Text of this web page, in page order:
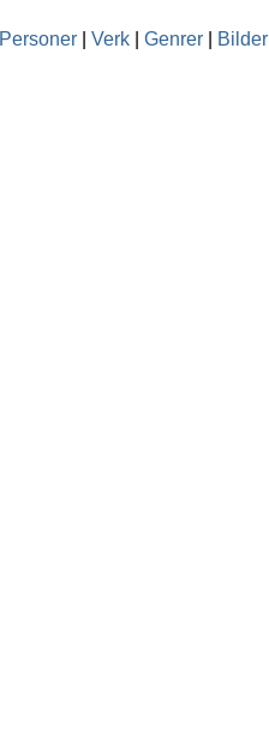
Personer Verk Genrer Bilder